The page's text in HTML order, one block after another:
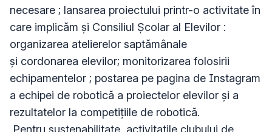
necesare ; lansarea proiectului printr-o activitate în
care implicăm și Consiliul Școlar al Elevilor :
organizarea atelierelor saptămânale
și cordonarea elevilor; monitorizarea folosirii
echipamentelor ; postarea pe pagina de Instagram
a echipei de robotică a proiectelor elevilor și a
rezultatelor la competițiile de robotică.